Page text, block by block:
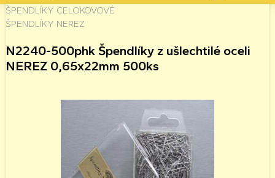
ŠPENDLÍKY CELOKOVOVÉ
ŠPENDLÍKY NEREZ
N2240-500phk Špendlíky z ušlechtilé oceli
NEREZ 0,65x22mm 500ks